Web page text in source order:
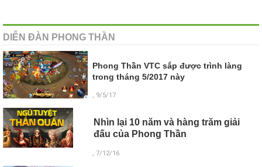
DIỄN ĐÀN PHONG THẦN
Phong Thần VTC sắp được trình làng
trong tháng 5/2017 này
, 9/5/17
Nhìn lại 10 năm và hàng trăm giải
đấu của Phong Thần
, 7/12/16